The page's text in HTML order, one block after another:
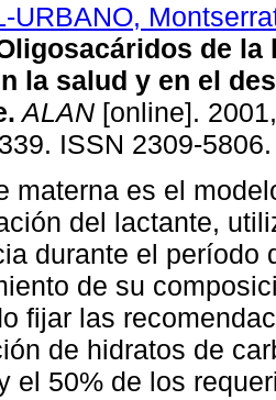
URBANO,
de la
la salud y en el
. ALAN [online].
ISSN 2309-5806.
materna es el
del lactante,
durante el período
de su
fijar las
de hidratos de
el 50% de los